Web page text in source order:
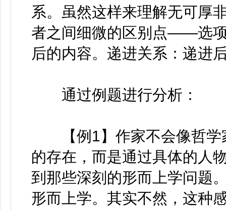
系。虽然这样来理解无可厚
者之间细微的区别点——选
后的内容。递进关系：递进
通过例题进行分析：
【例1】作家不会像哲学
的存在，而是通过具体的人
到那些深刻的形而上学问题
形而上学。其实不然，这种